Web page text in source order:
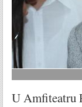
U Amfiteatru